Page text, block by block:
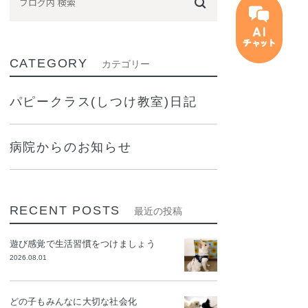
CATEGORY カテゴリー
パピークラス(しつけ教室)日記
病院からのお知らせ
RECENT POSTS 最近の投稿
遊び感覚で生活習慣をつけましょう
2026.08.01
どの子もみんなに大切な社会化